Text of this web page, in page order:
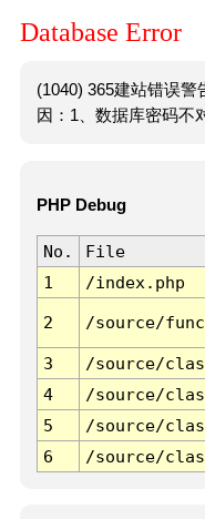
Database Error
(1040) 365建站错误
因：1、数据库密码不
PHP Debug
No. File
1
/index.php
2 /source/
3 /source/
4
/source/
5
/source/
6
/source/